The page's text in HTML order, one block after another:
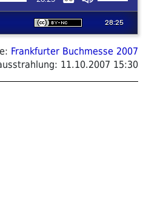
Frankfurter Buchmesse 2007
11.10.2007 15:30